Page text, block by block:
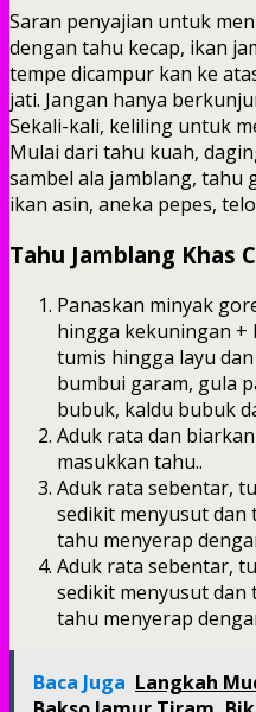
Saran penyajian untuk
dengan tahu kecap, ikan
tempe dicampur kan ke
jati. Jangan hanya
Sekali-kali, keliling untuk
Mulai dari tahu kuah,
sambel ala jamblang, tahu
ikan asin, aneka pepes,
Tahu Jamblang Khas
Panaskan minyak
hingga kekuningan +
tumis hingga layu
bumbui garam, gula
bubuk, kaldu bubuk
Aduk rata dan
masukkan tahu..
Aduk rata sebentar,
sedikit menyusut dan
tahu menyerap
Aduk rata sebentar,
sedikit menyusut dan
tahu menyerap
Baca Juga Langkah